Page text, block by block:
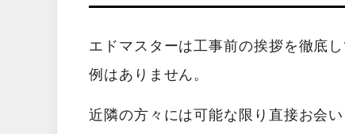
エドマスターは工事前の挨拶を徹底
例はありません。
近隣の方々には可能な限り直接お会